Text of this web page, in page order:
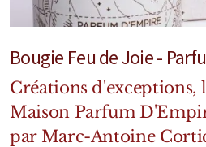
Bougie Feu de Joie -
Créations d'exceptions,
Maison Parfum
par Marc-Antoine
Mixte
Diffuseurs
Cosmétiques